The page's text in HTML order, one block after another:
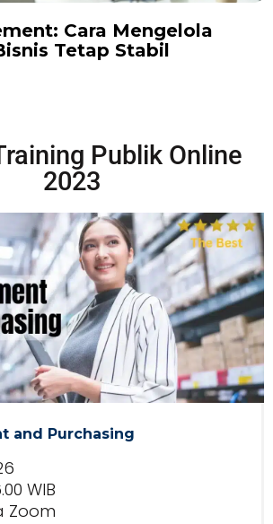
Cara Mengelola
Tetap Stabil
Publik Online
2023
and Purchasing
WIB
Zoom